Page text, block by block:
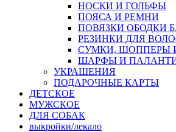
НОСКИ И ГОЛЬФЫ
ПОЯСА И РЕМНИ
ПОВЯЗКИ ОБОДКИ
РЕЗИНКИ ДЛЯ
СУМКИ, ШОППЕРЫ
ШАРФЫ И
УКРАШЕНИЯ
ПОДАРОЧНЫЕ КАРТЫ
ДЕТСКОЕ
МУЖСКОЕ
ДЛЯ СОБАК
выкройки/лекало